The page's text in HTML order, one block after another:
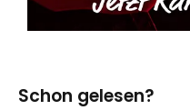
Schon gelesen?